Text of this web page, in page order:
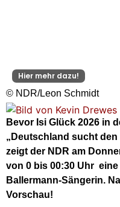
Hier mehr dazu!
© NDR/Leon Schmidt
Bevor Isi Glück 2026 in
„Deutschland sucht
zeigt der NDR am
von 0 bis 00:30 Uhr
Ballermann-Sängerin.
Vorschau!